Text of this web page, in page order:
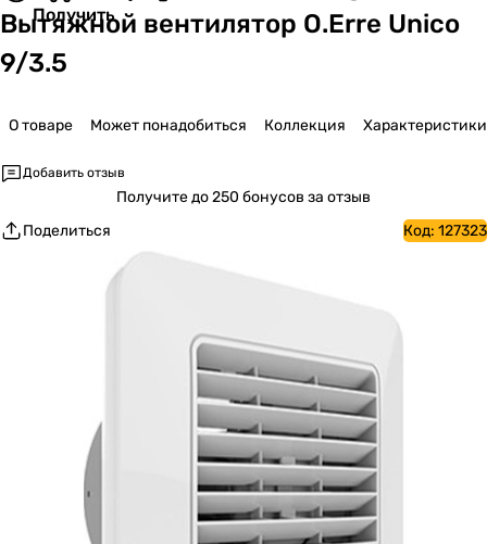
Получить
Вытяжной вентилятор O.Erre Unico
9/3.5
О товаре Может понадобиться Коллекция Характеристики
Добавить отзыв
Получитедо 250 бонусов за отзыв
Поделиться
Код: 127323